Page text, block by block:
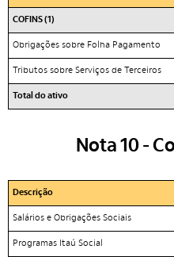
COFINS (1)
Obrigações sobre Folha Pagamento
Tributos sobre Serviços de Terceiros
Total do ativo
Nota 10 -
Descrição
Salários e Obrigações Sociais
Programas Itaú Social